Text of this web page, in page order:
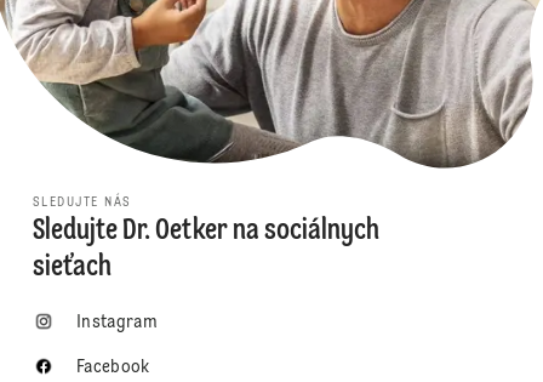
SLEDUJTE NÁS
Sledujte Dr. Oetker na sociálnych
sieťach
Instagram
Facebook